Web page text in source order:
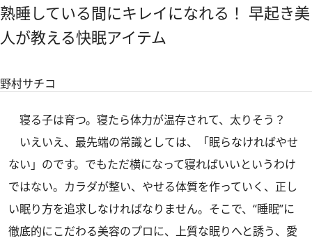
熟睡している間にキレイになれる！ 早起き美
人が教える快眠アイテム
野村サチコ
寝る子は育つ。寝たら体力が温存されて、太りそう？
いえいえ、最先端の常識としては、「眠らなければやせ
ない」のです。でもただ横になって寝ればいいというわけ
ではない。カラダが整い、やせる体質を作っていく、正し
い眠り方を追求しなければなりません。そこで、“睡眠”に
徹底的にこだわる美容のプロに、上質な眠りへと誘う、愛